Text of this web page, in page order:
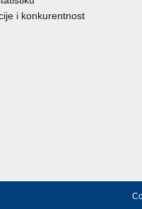
i konkurentnost